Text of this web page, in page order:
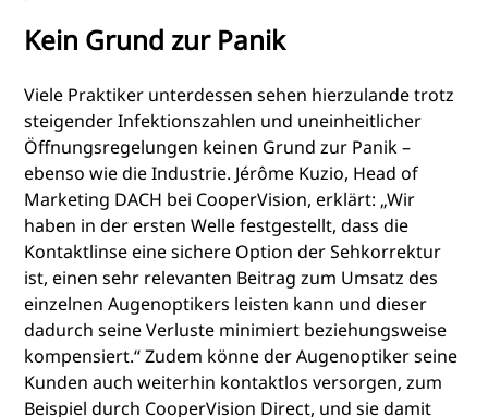
Kein Grund zur Panik
Viele Praktiker unterdessen sehen hierzulande trotz
steigender Infektionszahlen und uneinheitlicher
Öffnungsregelungen keinen Grund zur Panik –
ebenso wie die Industrie. Jérôme Kuzio, Head of
Marketing DACH bei CooperVision, erklärt: „Wir
haben in der ersten Welle festgestellt, dass die
Kontaktlinse eine sichere Option der Sehkorrektur
ist, einen sehr relevanten Beitrag zum Umsatz des
einzelnen Augenoptikers leisten kann und dieser
dadurch seine Verluste minimiert beziehungsweise
kompensiert.“ Zudem könne der Augenoptiker seine
Kunden auch weiterhin kontaktlos versorgen, zum
Beispiel durch CooperVision Direct, und sie damit